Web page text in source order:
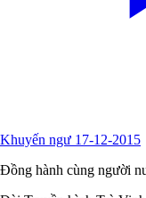
Khuyến ngư 17-12-2015
Đồng hành cùng người